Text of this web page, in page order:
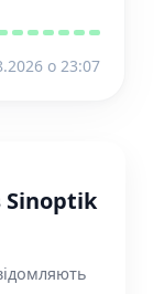
o 23:07
Sinoptik